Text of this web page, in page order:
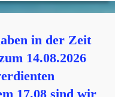
in der Zeit
14.08.2026
17.08 sind wir